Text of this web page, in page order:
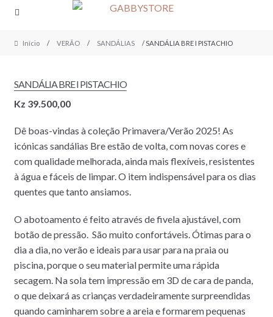
Skip
navigation
Skip
content
Início / VERÃO / SANDÁLIAS / SANDÁLIA BRE I PISTACHIO
SANDÁLIA BRE I PISTACHIO
Kz 39.500,00
Dê boas-vindas à coleção Primavera/Verão 2025! As
icónicas sandálias Bre estão de volta, com novas cores e
com qualidade melhorada, ainda mais flexíveis, resistentes
à água e fáceis de limpar. O item indispensável para os dias
quentes que tanto ansiamos.
O abotoamento é feito através de fivela ajustável, com
botão de pressão. São muito confortáveis. Ótimas para o
dia a dia, no verão e ideais para usar para na praia ou
piscina, porque o seu material permite uma rápida
secagem. Na sola tem impressão em 3D de cara de panda,
o que deixará as crianças verdadeiramente surpreendidas
quando caminharem sobre a areia e formarem pequenas